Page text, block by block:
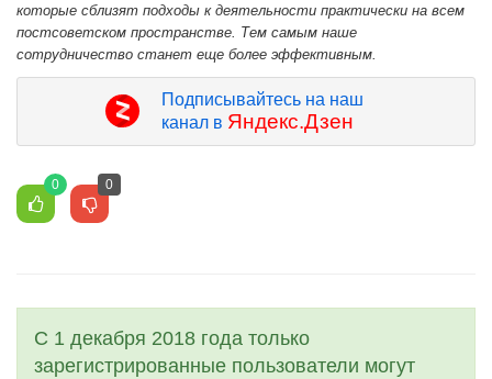
которые сблизят подходы к деятельности практически на всем
постсоветском пространстве. Тем самым наше
сотрудничество станет еще более эффективным.
Подписывайтесь на наш
канал в Яндекс.Дзен
0 0
С 1 декабря 2018 года только
зарегистрированные пользователи могут